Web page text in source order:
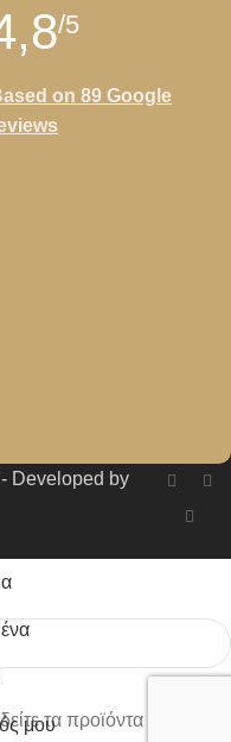
/5
on 89 Google
- Developed by
τα προϊόντα που
μου